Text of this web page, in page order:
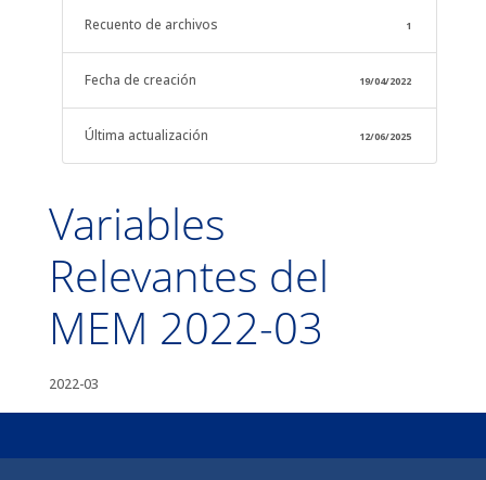
Recuento de archivos 1
Fecha de creación 19/04/2022
Última actualización 12/06/2025
Variables
Relevantes del
MEM 2022-03
2022-03